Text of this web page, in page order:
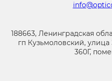
188663, Ленинградская
гп Кузьмоловский, улица
360Г,